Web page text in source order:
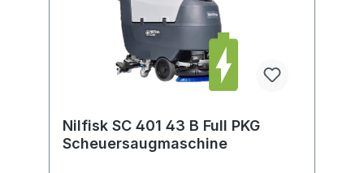
Nilfisk SC 401 43 B Full PKG
Scheuersaugmaschine